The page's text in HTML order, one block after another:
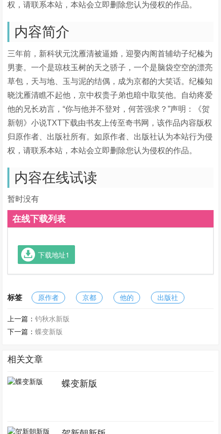
权，请联系本站，本站会立即删除您认为侵权的作品。
内容简介
三年前，新科状元沈雁清被逼婚，迎娶内阁首辅幼子纪榛为
男妻。一个是琼枝玉树的天之骄子，一个是脑袋空空的漂亮
草包，天与地、玉与泥的结偶，成为京都的大笑话。纪榛知
晓沈雁清瞧不起他，京中权贵子弟也暗中取笑他。自幼疼爱
他的兄长劝言，“你与他并不登对，何苦强求？”声明：《贺
新朝》小说TXT下载由书友上传至奇书网，该作品内容版权
归原作者、出版社所有。如原作者、出版社认为本站行为侵
权，请联系本站，本站会立即删除您认为侵权的作品。
内容在线试读
暂时没有
在线下载列表
下载地址1
标签 原作者 京都 他的 出版社
上一篇：钓秋水新版
下一篇：蝶变新版
相关文章
蝶变新版